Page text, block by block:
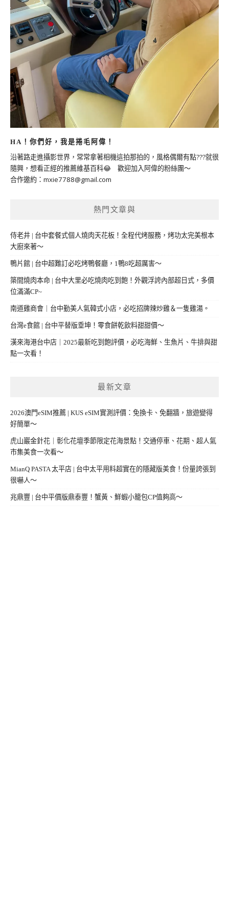
HA！你們好，我是捲毛阿偉！
沿著路走進攝影世界，常常拿著相機這拍那拍的，風格偶爾有點???就很
隨興，想看正經的推薦維基百科😂 歡迎加入阿偉的粉絲團～
合作邀約： mxie7788@gmail.com
熱門文章與
侍老井 | 台中套餐式個人燒肉天花板！全程代烤服務，烤功太完美根本
大廚來著～
鴨片館 | 台中超難訂必吃烤鴨餐廳，1鴨8吃超厲害～
築間燒肉本命 | 台中大里必吃燒肉吃到飽！外觀浮誇內部超日式，多價
位滿滿CP~
南道雞商會｜台中勤美人氣韓式小店，必吃招牌辣炒雞＆一隻雞湯。
台灣e食館 | 台中平替版垂坤！零食餅乾飲料甜甜價～
漢來海港台中店｜2025最新吃到飽評價，必吃海鮮、生魚片、牛排與甜
點一次看！
最新文章
2026澳門eSIM推薦 | KUS eSIM實測評價：免換卡、免翻牆，旅遊變得
好簡單～
虎山巖金針花｜彰化花壇季節限定花海景點！交通停車、花期、超人氣
市集美食一次看～
MianQ PASTA 太平店 | 台中太平用料超實在的隱藏版美食！份量誇張到
很嚇人～
兆鼎豐 | 台中平價版鼎泰豐！蟹黃、鮮蝦小籠包CP值夠高～